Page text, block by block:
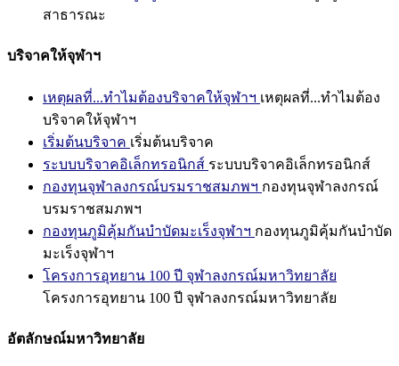
สาธารณะ
บริจาคให้จุฬาฯ
เหตุผลที่...ทำไมต้องบริจาคให้จุฬาฯ เหตุผลที่...ทำไมต้อง
บริจาคให้จุฬาฯ
เริ่มต้นบริจาค เริ่มต้นบริจาค
ระบบบริจาคอิเล็กทรอนิกส์ ระบบบริจาคอิเล็กทรอนิกส์
กองทุนจุฬาลงกรณ์บรมราชสมภพฯ กองทุนจุฬาลงกรณ์
บรมราชสมภพฯ
กองทุนภูมิคุ้มกันบำบัดมะเร็งจุฬาฯ กองทุนภูมิคุ้มกันบำบัด
มะเร็งจุฬาฯ
โครงการอุทยาน 100 ปี จุฬาลงกรณ์มหาวิทยาลัย
โครงการอุทยาน 100 ปี จุฬาลงกรณ์มหาวิทยาลัย
อัตลักษณ์มหาวิทยาลัย